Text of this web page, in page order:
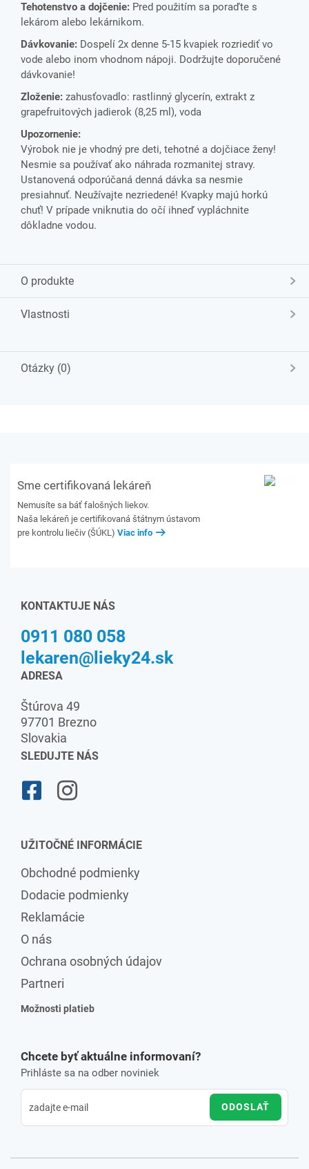
Tehotenstvo a dojčenie: Pred použitím sa poraďte s
lekárom alebo lekárnikom.
Dávkovanie: Dospelí 2x denne 5-15 kvapiek rozriediť vo
vode alebo inom vhodnom nápoji. Dodržujte doporučené
dávkovanie!
Zloženie: zahusťovadlo: rastlinný glycerín, extrakt z
grapefruitových jadierok (8,25 ml), voda
Upozornenie:
Výrobok nie je vhodný pre deti, tehotné a dojčiace ženy!
Nesmie sa používať ako náhrada rozmanitej stravy.
Ustanovená odporúčaná denná dávka sa nesmie
presiahnuť. Neužívajte nezriedené! Kvapky majú horkú
chuť! V prípade vniknutia do očí ihneď vypláchnite
dôkladne vodou.
O produkte
Vlastnosti
Otázky (0)
Sme certifikovaná lekáreň
Nemusíte sa báť falošných liekov.
Naša lekáreň je certifikovaná štátnym ústavom
pre kontrolu liečiv (ŠÚKL) Viac info
KONTAKTUJE NÁS
0911 080 058
lekaren@lieky24.sk
ADRESA
Štúrova 49
97701 Brezno
Slovakia
SLEDUJTE NÁS
UŽITOČNÉ INFORMÁCIE
Obchodné podmienky
Dodacie podmienky
Reklamácie
O nás
Ochrana osobných údajov
Partneri
Možnosti platieb
Chcete byť aktuálne informovaní?
Prihláste sa na odber noviniek
ODOSLAŤ